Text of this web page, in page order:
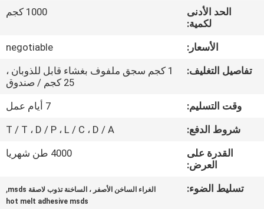
مراقبة
الجودة
اتصل
أخبار
القضايا
الحد الأدنى
لكمية:
1000 كجم
الأسعار:
negotiable
تفاصيل التغليف:
1 كجم سجق ملفوف بغشاء قابل للذوبان ،
25 كجم / صندوق
وقت التسليم:
7 أيام عمل
شروط الدفع:
T / T ، D / P ، L / C ، D / A
القدرة على
العرض:
4000 طن شهريا
تسليط الضوء: الغراء الساخن الأصفر ، الساخنة تذوب لاصقة msds ,
hot melt adhesive msds